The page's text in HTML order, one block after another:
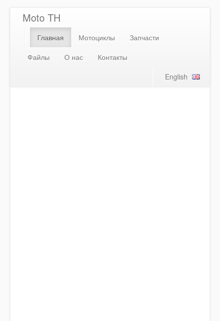
Moto TH
Главная Мотоциклы
Запчасти
Файлы
О нас
Контакты
English